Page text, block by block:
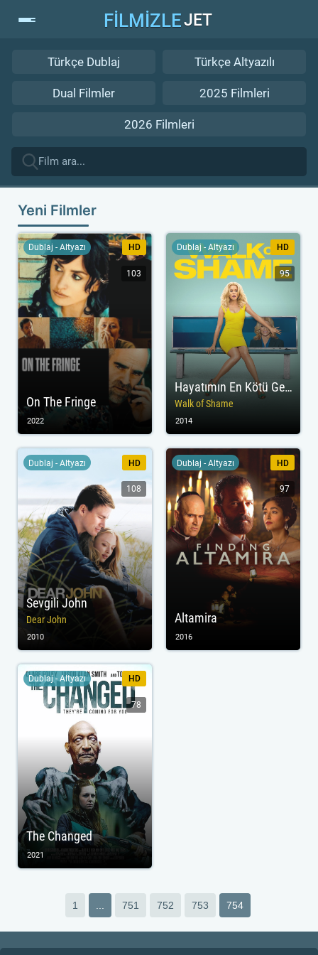
FİLMİZLEJET
Türkçe Dublaj Türkçe Altyazılı
Dual Filmler 2025 Filmleri
2026 Filmleri
Yeni Filmler
On The Fringe
Dublaj - Altyazı HD
103
2022
Hayatımın En Kötü Gecesi
Walk of Shame
Dublaj - Altyazı HD
95
2014
Sevgili John
Dear John
Dublaj - Altyazı HD
108
2010
Altamira
Dublaj - Altyazı HD
97
2016
The Changed
Dublaj - Altyazı HD
78
2021
1 751 752 753 754